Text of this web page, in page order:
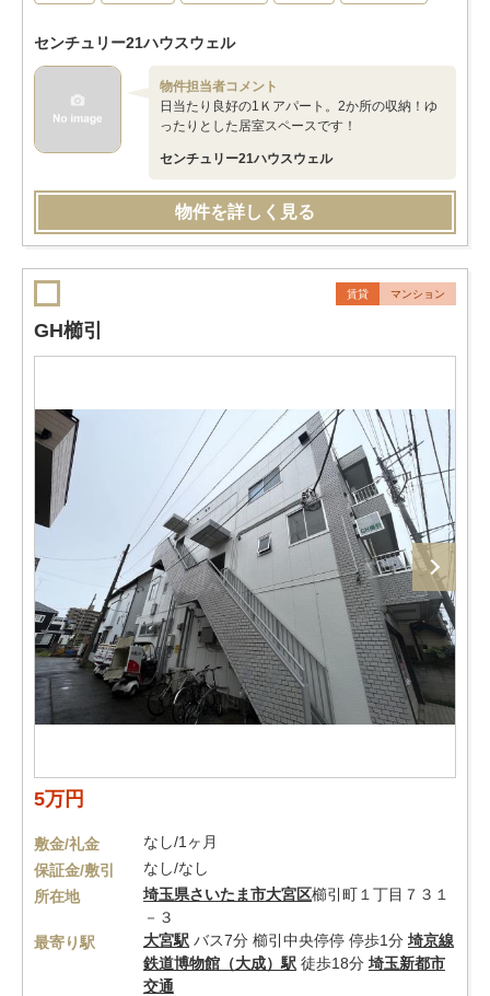
センチュリー21ハウスウェル
物件担当者コメント
日当たり良好の1Ｋアパート。2か所の収納！ゆ
ったりとした居室スペースです！
センチュリー21ハウスウェル
物件を詳しく見る
賃貸 マンション
GH櫛引
5万円
敷金/礼金
なし/1ヶ月
保証金/敷引
なし/なし
所在地
埼玉県さいたま市大宮区櫛引町１丁目７３１
－３
最寄り駅
大宮駅 バス7分 櫛引中央停停 停歩1分 埼京線
鉄道博物館（大成）駅 徒歩18分 埼玉新都市
交通